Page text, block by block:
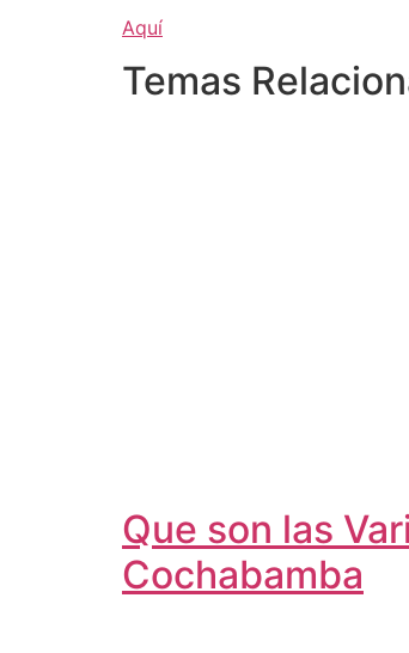
Aquí
Temas
Que son las
Cochabamba